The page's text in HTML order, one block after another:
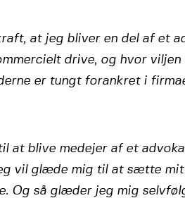
at jeg bliver en del af et
drive, og hvor viljen
er tungt forankret i
at blive medejer af et
vil glæde mig til at sætte
Og så glæder jeg mig